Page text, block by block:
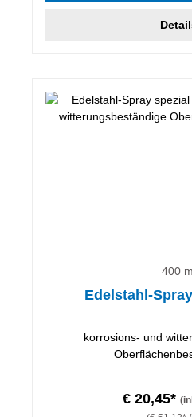
400
Edelstahl-
korrosions- und
€ 20,45*